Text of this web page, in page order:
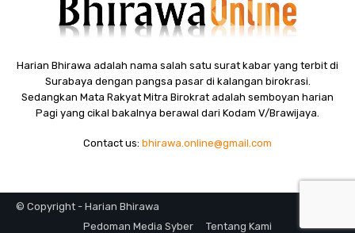
Harian Bhirawa adalah nama salah satu surat kabar yang terbit di
Surabaya dengan pangsa pasar di kalangan birokrasi.
Sedangkan Mata Rakyat Mitra Birokrat adalah semboyan harian
Pagi yang cikal bakalnya berawal dari Kodam V/Brawijaya.
Contact us: bhirawa.online@gmail.com
© Copyright - Harian Bhirawa
Pedoman Media Syber
Tentang Kami